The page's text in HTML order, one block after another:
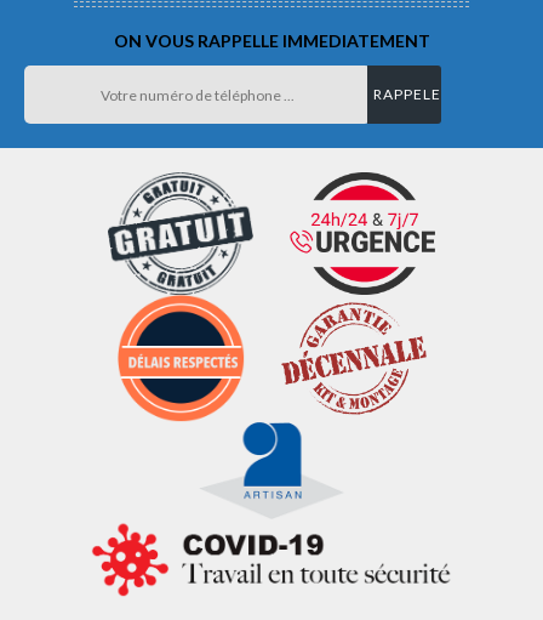
ON VOUS RAPPELLE IMMEDIATEMENT